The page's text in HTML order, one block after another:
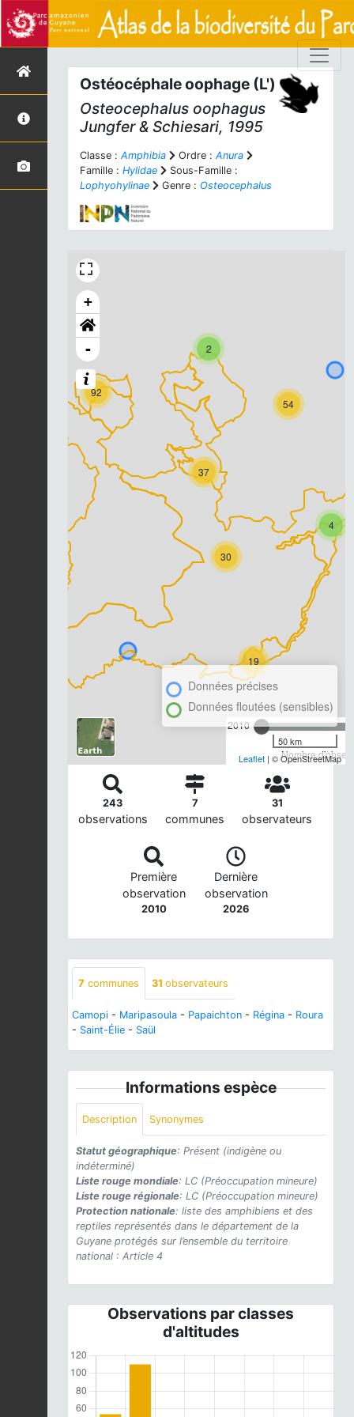
Ostéocéphale oophage (L')
Osteocephalus oophagus
Jungfer & Schiesari, 1995
Classe : Amphibia Ordre : Anura
Famille : Hylidae
Sous-Famille :
Lophyohylinae
Genre : Osteocephalus
19
30
92
2
4
54
37
+
-
2010
Nombre
Données précises
Données floutées (sensibles)
50 km
Leaflet | © OpenStreetMap
243
observations
7
communes
31
observateurs
Première
observation
2010
Dernière
observation
2026
7 communes 31 observateurs
Camopi - Maripasoula - Papaichton - Régina - Roura
- Saint-Élie - Saül
Informations espèce
Description Synonymes
Statut géographique: Présent (indigène ou
indéterminé)
Liste rouge mondiale: LC (Préoccupation mineure)
Liste rouge régionale: LC (Préoccupation mineure)
Protection nationale: liste des amphibiens et des
reptiles représentés dans le département de la
Guyane protégés sur l’ensemble du territoire
national : Article 4
Observations par classes
d'altitudes